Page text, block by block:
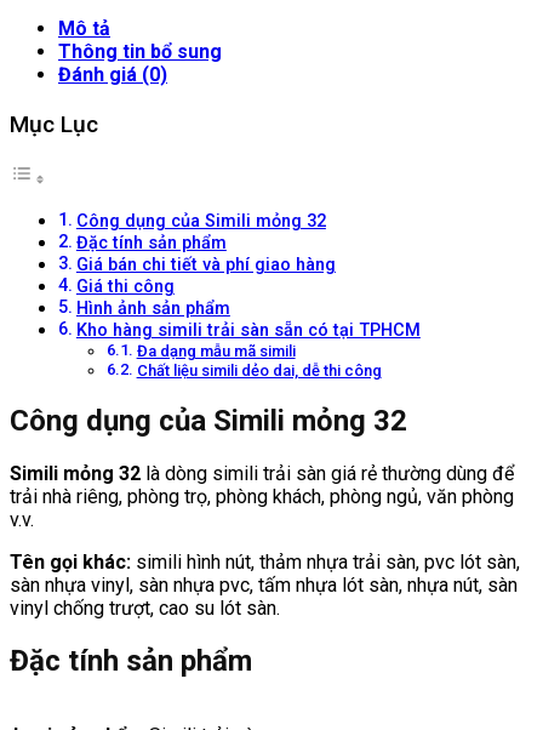
Việt
Nam
-
0.5mm
32
lượng
Mô tả
Thông tin bổ sung
Đánh giá (0)
Mục Lục
Công dụng của Simili mỏng 32
Đặc tính sản phẩm
Giá bán chi tiết và phí giao hàng
Giá thi công
Hình ảnh sản phẩm
Kho hàng simili trải sàn sẵn có tại TPHCM
Đa dạng mẫu mã simili
Chất liệu simili dẻo dai, dễ thi công
Công dụng của Simili mỏng 32
Simili mỏng 32 là dòng simili trải sàn giá rẻ thường dùng để
trải nhà riêng, phòng trọ, phòng khách, phòng ngủ, văn phòng
v.v.
Tên gọi khác: simili hình nút, thảm nhựa trải sàn, pvc lót sàn,
sàn nhựa vinyl, sàn nhựa pvc, tấm nhựa lót sàn, nhựa nút, sàn
vinyl chống trượt, cao su lót sàn.
Đặc tính sản phẩm